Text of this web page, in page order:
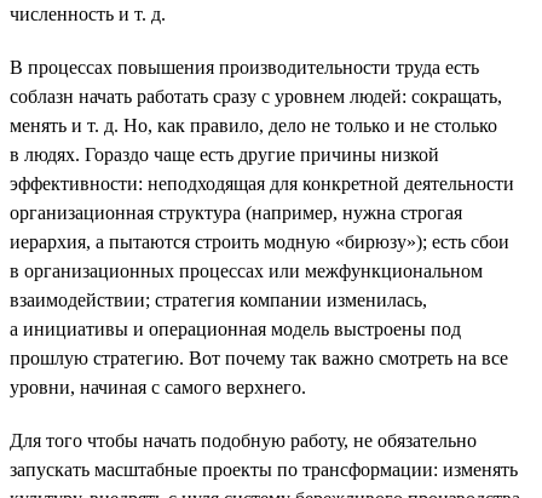
численность и т. д.
В процессах повышения производительности труда есть
соблазн начать работать сразу с уровнем людей: сокращать,
менять и т. д. Но, как правило, дело не только и не столько
в людях. Гораздо чаще есть другие причины низкой
эффективности: неподходящая для конкретной деятельности
организационная структура (например, нужна строгая
иерархия, а пытаются строить модную «бирюзу»); есть сбои
в организационных процессах или межфункциональном
взаимодействии; стратегия компании изменилась,
а инициативы и операционная модель выстроены под
прошлую стратегию. Вот почему так важно смотреть на все
уровни, начиная с самого верхнего.
Для того чтобы начать подобную работу, не обязательно
запускать масштабные проекты по трансформации: изменять